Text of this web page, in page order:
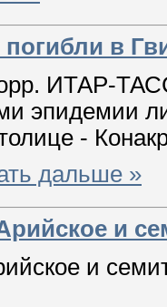
в
ИТАР-
эпидемии
-
дальше »
и
и